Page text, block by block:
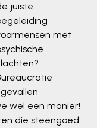
juiste
met
wel een manier!
die steengoed